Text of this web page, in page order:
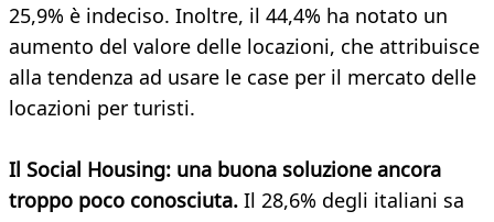
25,9% è indeciso. Inoltre, il 44,4% ha notato un
aumento del valore delle locazioni, che attribuisce
alla tendenza ad usare le case per il mercato delle
locazioni per turisti.
Il Social Housing: una buona soluzione ancora
troppo poco conosciuta. Il 28,6% degli italiani sa